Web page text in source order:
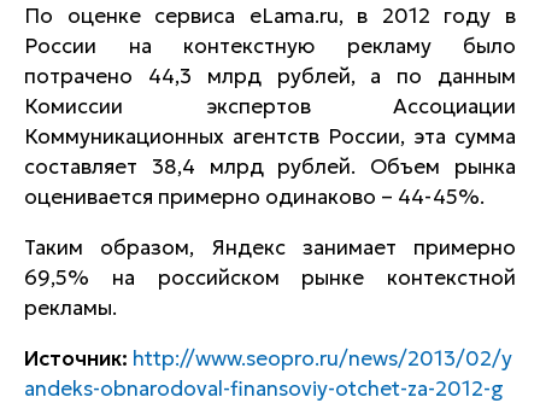
По оценке сервиса eLama.ru, в 2012 году в
России на контекстную рекламу было
потрачено 44,3 млрд рублей, а по данным
Комиссии экспертов Ассоциации
Коммуникационных агентств России, эта сумма
составляет 38,4 млрд рублей. Объем рынка
оценивается примерно одинаково – 44-45%.
Таким образом, Яндекс занимает примерно
69,5% на российском рынке контекстной
рекламы.
Источник: http://www.seopro.ru/news/2013/02/y
andeks-obnarodoval-finansoviy-otchet-za-2012-g